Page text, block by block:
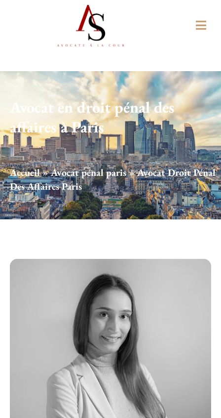
Avocat en droit pénal des
affaires à Paris
Accueil»Avocat pénal paris»Avocat Droit Pénal
Des Affaires Paris